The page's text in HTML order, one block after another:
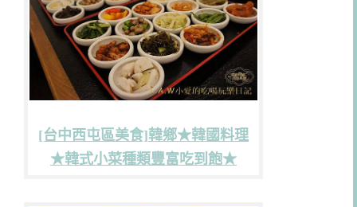
[台中西屯區美食]韓鄉★韓國料理
★韓式小菜種類豐富吃到飽★